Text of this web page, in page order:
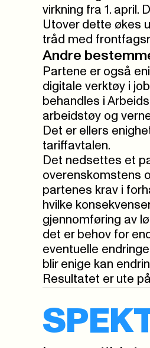
virkning fra 1. april.
Utover dette økes
tråd med
Andre
Partene er også
digitale verktøy i
behandles i
arbeidstøy og
Det er ellers
tariffavtalen.
Det nedsettes et
overenskomstens
partenes krav i
hvilke
gjennomføring av
det er behov for
eventuelle
blir enige kan
Resultatet er ute